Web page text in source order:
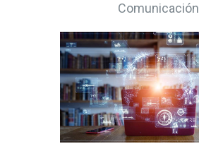
Comunicación